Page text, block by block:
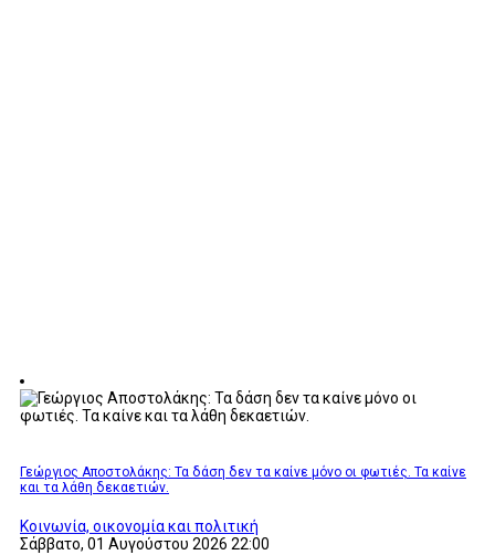
Γεώργιος Αποστολάκης: Τα δάση δεν τα καίνε μόνο οι φωτιές. Τα καίνε
και τα λάθη δεκαετιών.
Κοινωνία, οικονομία και πολιτική
Σάββατο, 01 Αυγούστου 2026 22:00